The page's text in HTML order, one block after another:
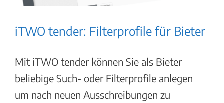
iTWO tender: Filterprofile für Bieter
Mit iTWO tender können Sie als Bieter
beliebige Such- oder Filterprofile anlegen
um nach neuen Ausschreibungen zu